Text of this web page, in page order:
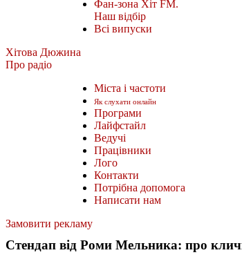
Фан-зона Хіт FM.
Наш відбір
Всі випуски
Хітова Дюжина
Про радіо
Міста і частоти
Як слухати онлайн
Програми
Лайфстайл
Ведучі
Працівники
Лого
Контакти
Потрібна допомога
Написати нам
Замовити рекламу
Стендап від Роми Мельника: про